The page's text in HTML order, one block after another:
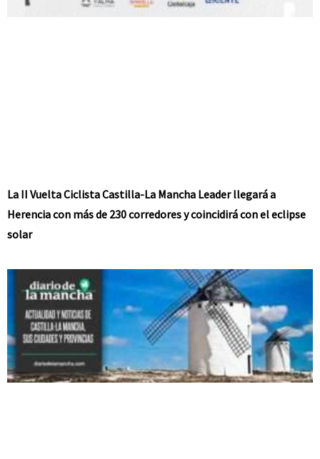
La II Vuelta Ciclista Castilla-La Mancha Leader llegará a
Herencia con más de 230 corredores y coincidirá con el eclipse
solar